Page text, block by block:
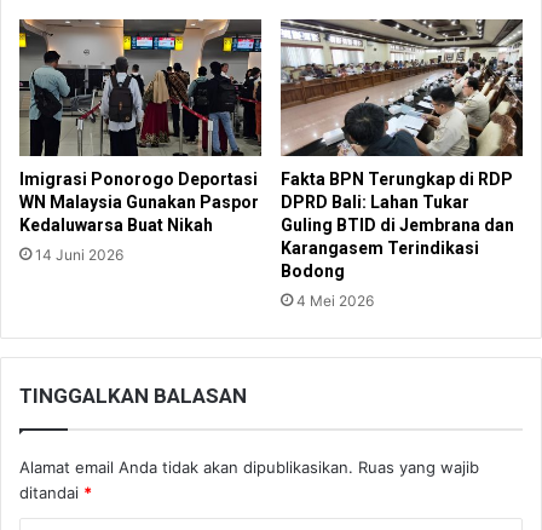
Imigrasi Ponorogo Deportasi
WN Malaysia Gunakan Paspor
Kedaluwarsa Buat Nikah
14 Juni 2026
Fakta BPN Terungkap di RDP
DPRD Bali: Lahan Tukar
Guling BTID di Jembrana dan
Karangasem Terindikasi
Bodong
4 Mei 2026
TINGGALKAN BALASAN
Alamat email Anda tidak akan dipublikasikan. Ruas yang wajib
ditandai *